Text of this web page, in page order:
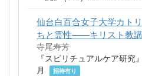
仙台白百合女子大学カト
ちと霊性――キリスト教講
寺尾寿芳
『スピリチュアルケア研
月
招待有り